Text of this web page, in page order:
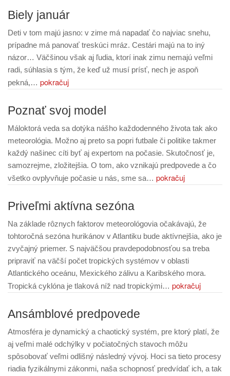
Biely január
Deti v tom majú jasno: v zime má napadať čo najviac snehu,
prípadne má panovať treskúci mráz. Cestári majú na to iný
názor… Väčšinou však aj ľudia, ktorí inak zimu nemajú veľmi
radi, súhlasia s tým, že keď už musí prísť, nech je aspoň
pekná,… pokračuj
Poznať svoj model
Máloktorá veda sa dotýka nášho každodenného života tak ako
meteorológia. Možno aj preto sa popri futbale či politike takmer
každý našinec cíti byť aj expertom na počasie. Skutočnosť je,
samozrejme, zložitejšia. O tom, ako vznikajú predpovede a čo
všetko ovplyvňuje počasie u nás, sme sa… pokračuj
Priveľmi aktívna sezóna
Na základe rôznych faktorov meteorológovia očakávajú, že
tohtoročná sezóna hurikánov v Atlantiku bude aktívnejšia, ako je
zvyčajný priemer. S najväčšou pravdepodobnosťou sa treba
pripraviť na väčší počet tropických systémov v oblasti
Atlantického oceánu, Mexického zálivu a Karibského mora.
Tropická cyklóna je tlaková níž nad tropickými… pokračuj
Ansámblové predpovede
Atmosféra je dynamický a chaotický systém, pre ktorý platí, že
aj veľmi malé odchýlky v počiatočných stavoch môžu
spôsobovať veľmi odlišný následný vývoj. Hoci sa tieto procesy
riadia fyzikálnymi zákonmi, naša schopnosť predvídať ich, a tak